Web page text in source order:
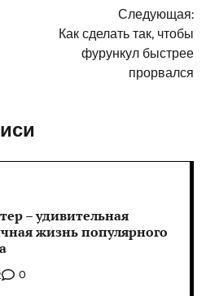
Следующая:
Как сделать так, чтобы
фурункул быстрее
прорвался
– удивительная
жизнь популярного
0